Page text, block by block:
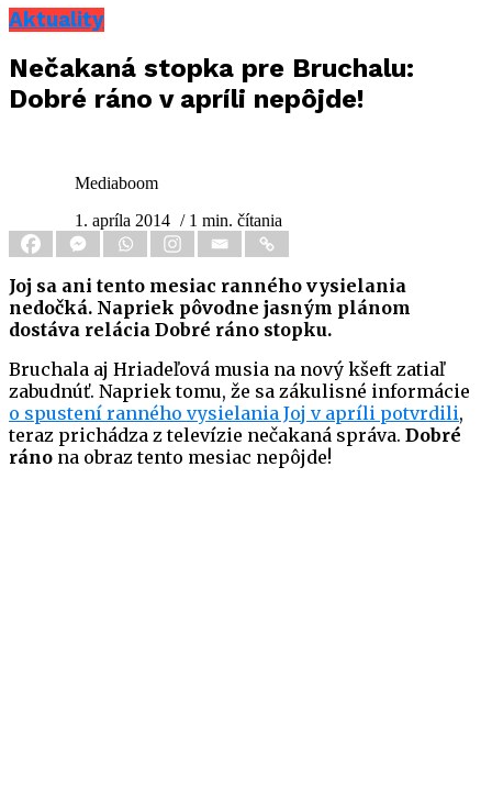
Aktuality
Nečakaná stopka pre Bruchalu:
Dobré ráno v apríli nepôjde!
Mediaboom
1. apríla 2014 / 1 min. čítania
Joj sa ani tento mesiac ranného vysielania
nedočká. Napriek pôvodne jasným plánom
dostáva relácia Dobré ráno stopku.
Bruchala aj Hriadeľová musia na nový kšeft zatiaľ
zabudnúť. Napriek tomu, že sa zákulisné informácie
o spustení ranného vysielania Joj v apríli potvrdili,
teraz prichádza z televízie nečakaná správa. Dobré
ráno na obraz tento mesiac nepôjde!